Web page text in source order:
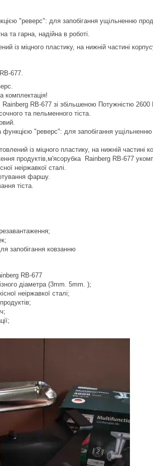
"реверс": для запобігання ущільненню
та гарна, надійна в роботі.
із міцного пластику, на нижній частині
677.
комплектація!
RB-677 зі збільшеною Потужністю
та пельменного тіста.
функцією "реверс": для запобігання
із міцного пластику, на нижній частині
продуктів,м'ясорубка Rainberg RB-677
неіржавкої сталі.
фаршу.
тіста.
запобігання ковзанню
RB-677
діаметра (3mm. 5mm. );
неіржавкої сталі;